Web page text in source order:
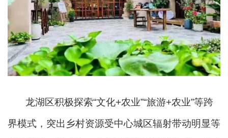
龙湖区积极探索“文化+农业”“旅游+农业”等跨
界模式，突出乡村资源受中心城区辐射带动明显等